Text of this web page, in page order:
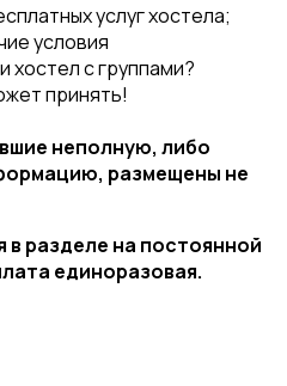
услуг хостела;
условия
хостел с группами?
принять!
неполную, либо
размещены не
разделе на постоянной
единоразовая.